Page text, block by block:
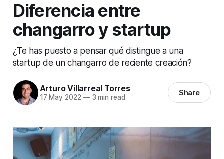
Diferencia entre
changarro y startup
¿Te has puesto a pensar qué distingue a una
startup de un changarro de reciente creación?
Arturo Villarreal Torres
17 May 2022 —3 min read Share